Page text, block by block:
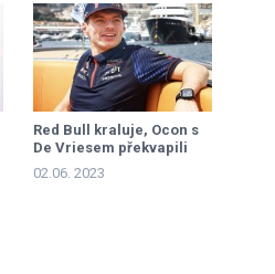
Red Bull kraluje, Ocon s
De Vriesem překvapili
02.06. 2023